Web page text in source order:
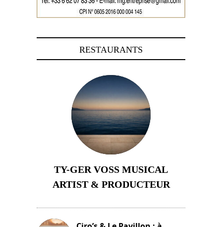
RESTAURANTS
TY-GER VOSS MUSICAL
ARTIST & PRODUCTEUR